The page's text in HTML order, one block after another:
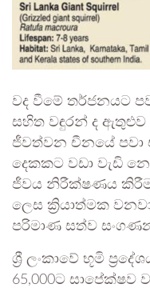
වද වීමේ තර්ජනයට
සහිත වඳුරන් ද
ජීවත්වන චීනයේ
දෙකකට වඩා වැඩි
ජීවය නිරීක්ෂණය
ලෙස ක්‍රියාත්මක
පරිමාණ සත්ව
ශ්‍රී ලංකාවේ භූමි
65,000ට